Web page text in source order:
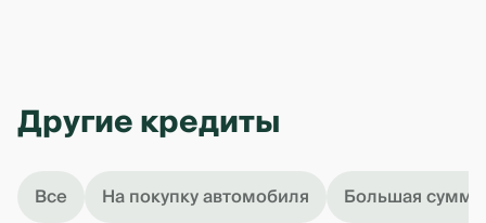
Другие кредиты
Все На покупку автомобиля Большая сумма